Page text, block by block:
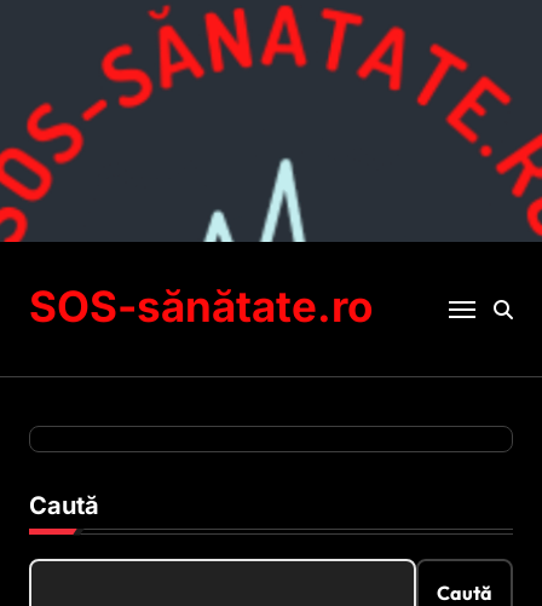
SOS-sănătate.ro
Caută
Caută